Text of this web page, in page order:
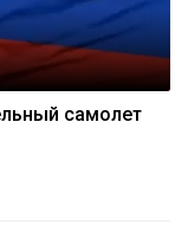
самолет